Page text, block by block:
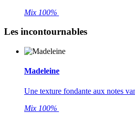
Mix 100%
Les incontournables
Madeleine
Une texture fondante aux notes
Mix 100%